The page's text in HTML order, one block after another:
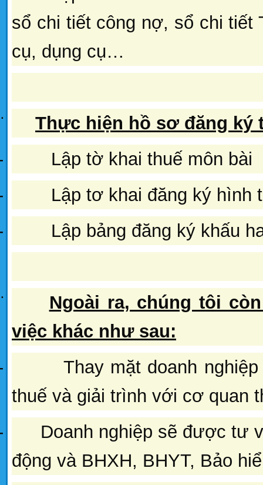
sổ chi tiết công nợ, sổ chi tiết
cụ, dụng cụ…
Thực hiện hồ sơ đăng ký
Lập tờ khai thuế môn bài
Lập tơ khai đăng ký hình
Lập bảng đăng ký khấu
Ngoài ra, chúng tôi
việc khác như sau:
Thay mặt doanh
thuế và giải trình với cơ quan
Doanh nghiệp sẽ được tư
động và BHXH, BHYT, Bảo